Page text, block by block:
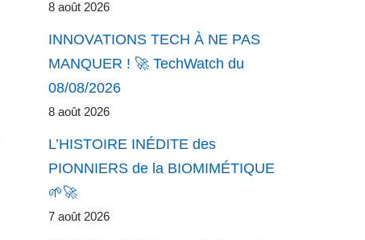
8 août 2026
INNOVATIONS TECH À NE PAS
MANQUER ! 🚀 TechWatch du
08/08/2026
8 août 2026
L’HISTOIRE INÉDITE des
PIONNIERS de la BIOMIMÉTIQUE
🌱🚀
7 août 2026